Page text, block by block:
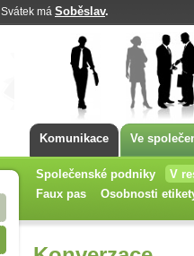
má Soběslav.
Komunikace Ve
Společenské podniky
V
Faux pas
Osobnosti